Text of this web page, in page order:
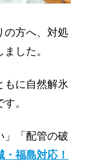
の方へ、対処
した。
もに自然解氷
。
」「配管の破
・福島対応！